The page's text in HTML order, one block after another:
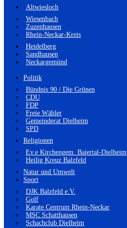
Altwiesloch
Wiesenbach
Zuzenhausen
Rhein-Neckar-Kreis
Heidelberg
Sandhausen
Neckargemünd
Politik
Bündnis 90 / Die Grünen
CDU
FDP
Freie Wähler
Gemeinderat Dielheim
SPD
Religionen
Ev.e Kirchengem. Baiertal-Dielheim
Heilig Kreuz Balzfeld
Natur und Umwelt
Sport
DJK Balzfeld e.V.
Golf
Karate Centrum Rhein-Neckar
MSC Schatthausen
Schachclub Dielheim